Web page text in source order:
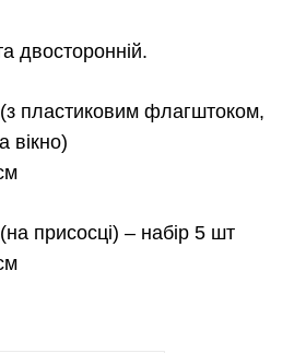
двосторонній.
(з пластиковим флагштоком,
вікно)
(на присосці) – набір 5 шт